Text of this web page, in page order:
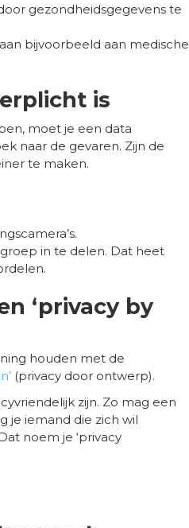
gezondheidsgegevens te
bijvoorbeeld aan medische
is
moet je een data
naar de gevaren. Zijn de
te maken.
in te delen. Dat heet
‘privacy by
houden met de
(privacy door ontwerp).
zijn. Zo mag een
je iemand die zich wil
noem je ‘privacy